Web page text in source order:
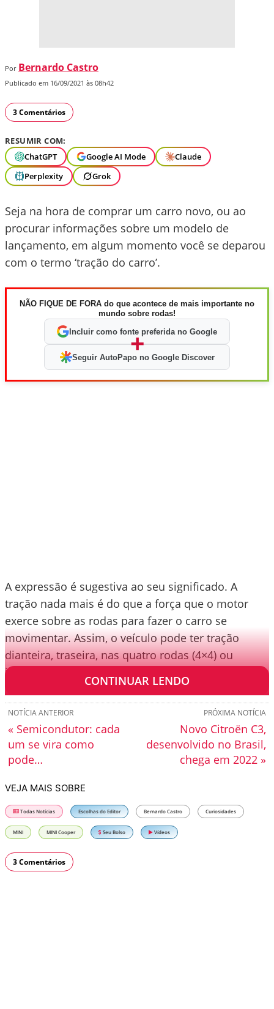
Por Bernardo Castro
Publicado em 16/09/2021 às 08h42
3 Comentários
RESUMIR COM:
ChatGPT
Google AI Mode
Claude
Perplexity
Grok
Seja na hora de comprar um carro novo, ou ao
procurar informações sobre um modelo de
lançamento, em algum momento você se deparou
com o termo ‘tração do carro’.
NÃO FIQUE DE FORA do que acontece de mais importante no
mundo sobre rodas!
Incluir como fonte preferida no Google
+
Seguir AutoPapo no Google Discover
A expressão é sugestiva ao seu significado. A
tração nada mais é do que a força que o motor
exerce sobre as rodas para fazer o carro se
movimentar. Assim, o veículo pode ter tração
dianteira, traseira, nas quatro rodas (4×4) ou
integral (AWD).
CONTINUAR LENDO
PRÓXIMA NOTÍCIA
Novo Citroën C3,
desenvolvido no Brasil,
chega em 2022 »
NOTÍCIA ANTERIOR
« Semicondutor: cada
um se vira como
pode…
VEJA MAIS SOBRE
Todas Notícias Escolhas do Editor Bernardo Castro Curiosidades
MINI MINI Cooper Seu Bolso Vídeos
3 Comentários